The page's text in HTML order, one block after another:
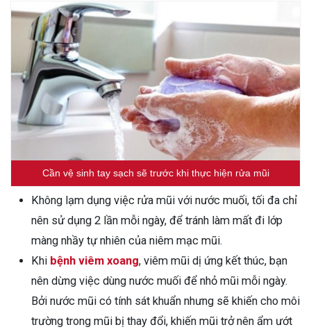
Cần vệ sinh tay sạch sẽ trước khi thực hiện rửa mũi
Không lạm dụng việc rửa mũi với nước muối, tối đa chỉ
nên sử dụng 2 lần mỗi ngày, để tránh làm mất đi lớp
màng nhầy tự nhiên của niêm mạc mũi.
Khi bệnh viêm xoang, viêm mũi dị ứng kết thúc, bạn
nên dừng việc dùng nước muối để nhỏ mũi mỗi ngày.
Bởi nước mũi có tính sát khuẩn nhưng sẽ khiến cho môi
trường trong mũi bị thay đổi, khiến mũi trở nên ẩm ướt